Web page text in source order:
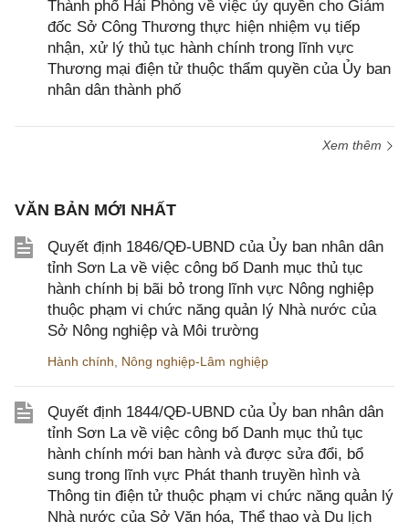
Thành phố Hải Phòng về việc ủy quyền cho Giám
đốc Sở Công Thương thực hiện nhiệm vụ tiếp
nhận, xử lý thủ tục hành chính trong lĩnh vực
Thương mại điện tử thuộc thẩm quyền của Ủy ban
nhân dân thành phố
Xem thêm
VĂN BẢN MỚI NHẤT
Quyết định 1846/QĐ-UBND của Ủy ban nhân dân
tỉnh Sơn La về việc công bố Danh mục thủ tục
hành chính bị bãi bỏ trong lĩnh vực Nông nghiệp
thuộc phạm vi chức năng quản lý Nhà nước của
Sở Nông nghiệp và Môi trường
Hành chính Nông nghiệp-Lâm nghiệp
Quyết định 1844/QĐ-UBND của Ủy ban nhân dân
tỉnh Sơn La về việc công bố Danh mục thủ tục
hành chính mới ban hành và được sửa đổi, bổ
sung trong lĩnh vực Phát thanh truyền hình và
Thông tin điện tử thuộc phạm vi chức năng quản lý
Nhà nước của Sở Văn hóa, Thể thao và Du lịch